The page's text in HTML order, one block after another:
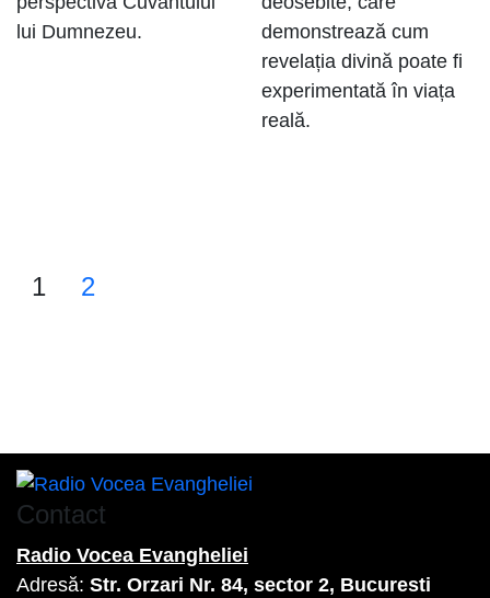
lui Dumnezeu.
demonstrează cum
revelația divină poate fi
experimentată în viața
reală.
1 2
Contact
Radio Vocea Evangheliei
Adresă: Str. Orzari Nr. 84, sector 2, Bucuresti